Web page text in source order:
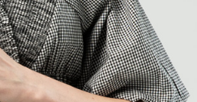
２．關於個人資料處理事宜，請瀏覽以下網
https://aftee.tw/terms/#terms3
３．未成年的使用者請事先徵得法定代理人
「AFTEE先享後付」，若未經同意申辦者引
任。
４．使用「AFTEE先享後付」時，將依據
即時審查核予不同之上限額度；若仍有額度
付款後7-11取貨
每筆NT$80，滿NT$3,000(含以上)免運
宅配
每筆NT$100，滿NT$3,000(含以上)免